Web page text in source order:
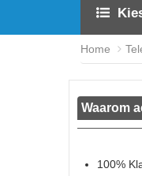
Home
Waarom
100%